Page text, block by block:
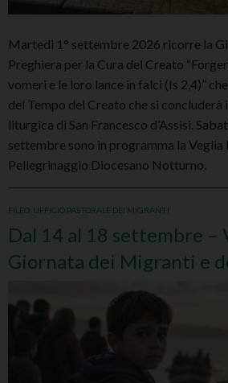
Martedì 1° settembre 2026 ricorre la
Preghiera per la Cura del Creato
vomeri e le loro lance in falci (Is 2,4)”
del Tempo del Creato che si
liturgica di San Francesco d’Assisi.
settembre sono in programma la Veglia
Pellegrinaggio Diocesano Notturno.
FILEO UFFICIO PASTORALE DEI MIGRANTI
Dal 14 al 18 settembre –
Giornata dei Migranti e